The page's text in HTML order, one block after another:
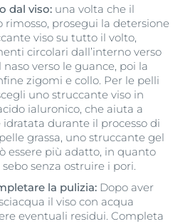
dal viso: una volta che il
rimosso, prosegui la detersione
viso su tutto il volto,
circolari dall’interno verso
naso verso le guance, poi la
zigomi e collo. Per le pelli
uno struccante viso in
ialuronico, che aiuta a
durante il processo di
grassa, uno struccante gel
essere più adatto, in quanto
senza ostruire i pori.
la pulizia: Dopo aver
il viso con acqua
eventuali residui. Completa